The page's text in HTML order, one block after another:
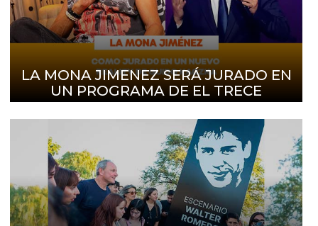
LA MONA JIMENEZ SERÁ JURADO EN
UN PROGRAMA DE EL TRECE